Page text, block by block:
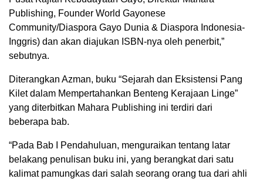
Publishing, Founder World Gayonese
Community/Diaspora Gayo Dunia & Diaspora Indonesia-
Inggris) dan akan diajukan ISBN-nya oleh penerbit,”
sebutnya.
Diterangkan Azman, buku “Sejarah dan Eksistensi Pang
Kilet dalam Mempertahankan Benteng Kerajaan Linge”
yang diterbitkan Mahara Publishing ini terdiri dari
beberapa bab.
“Pada Bab I Pendahuluan, menguraikan tentang latar
belakang penulisan buku ini, yang berangkat dari satu
kalimat pamungkas dari salah seorang orang tua dari ahli